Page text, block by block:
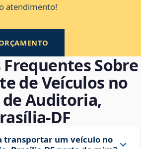
atendimento!
Sobre
de Veículos no
Auditoria,
transportar um veículo no